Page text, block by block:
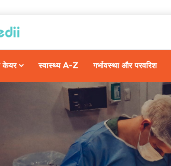
केयर स्वास्थ्य A-Z गर्भावस्था और परवरिश